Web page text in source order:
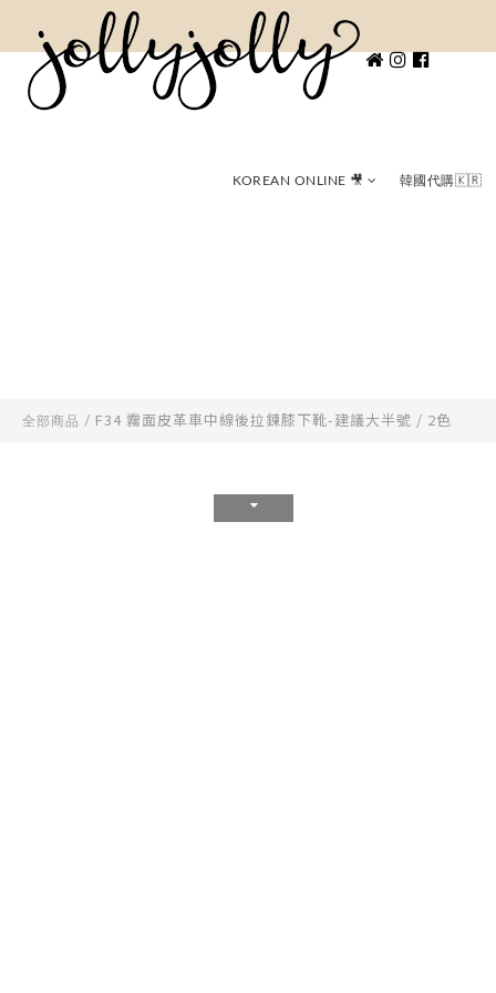
KOREAN ONLINE 🎥 韓國代購🇰🇷
全部商品 / F34 霧面皮革車中線後拉鍊膝下靴-建議大半號 / 2色